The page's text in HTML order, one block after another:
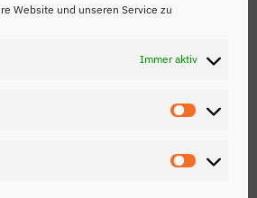
Website und unseren Service zu
Immer aktiv